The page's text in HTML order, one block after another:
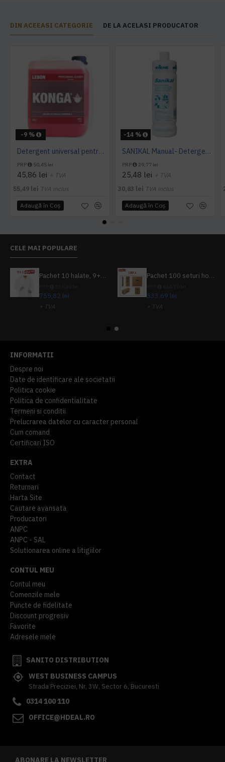
DIN ACEEASI CATEGORIE DE LA ACELASI PRODUCATOR
-9 %
Detergent universal pentru suprafete, Professional Cleaner, Konga, 5 L
PRP 50,45 lei
45,86 lei + TVA
55,49 lei TVA inclus
Adaugă în Coş
-14 %
SANIKAL Manual- Detergent pentru obiecte sanitare, 1 L, Kiehl
PRP 29,77 lei
25,48 lei + TVA
30,83 lei TVA inclus
Adaugă în Coş
CELE MAI POPULARE
Pachet 10 halate, 9+1 gratuit
755,82 lei
+ TVA
Pachet 100 seturi hoteliere, set dentar, set barbierit, casca de dus, pila unghii, set cusut
533,69 lei
+ TVA
INFORMATII
Despre noi
Date de identificare ale societatii
Politica cookie
Politica de confidentialitate
Termeni si conditii
Prelucrarea datelor cu caracter personal
Cum comand
Certificari ISO
EXTRA
Contact
Returnari
Harta Site
Cautare avansata
Producatori
ANPC
ANPC - SAL
Solutionarea online a litigiilor
CONTUL MEU
Contul meu
Comenzile mele
Puncte de fidelitate
Discount progresiv
Favorite
Adresele mele
SANITO DISTRIBUTION
WEST BUSINESS CAMPUS
Strada Preciziei, Nr, 3W, Sector 6, Bucuresti
0314 100 110
OFFICE@HDEAL.RO
ABONARE LA NEWSLETTER